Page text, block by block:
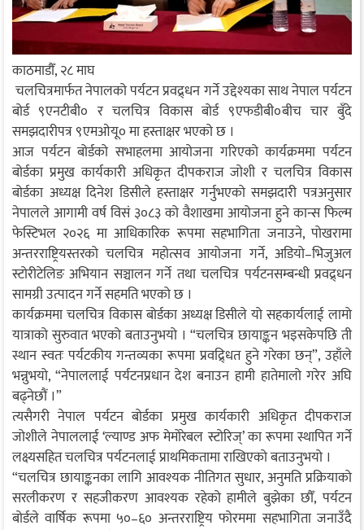
काठमाडौँ, २८ माघ
चलचित्रमार्फत नेपालको पर्यटन प्रवद्र्धन गर्ने उद्देश्यका साथ नेपाल पर्यटन
बोर्ड ९एनटीबी० र चलचित्र विकास बोर्ड ९एफडीबी०बीच चार बुँदे
समझदारीपत्र ९एमओयू० मा हस्ताक्षर भएको छ ।
आज पर्यटन बोर्डको सभाहलमा आयोजना गरिएको कार्यक्रममा पर्यटन
बोर्डका प्रमुख कार्यकारी अधिकृत दीपकराज जोशी र चलचित्र विकास
बोर्डका अध्यक्ष दिनेश डिसीले हस्ताक्षर गर्नुभएको समझदारी पत्रअनुसार
नेपालले आगामी वर्ष विसं ३०८३ को वैशाखमा आयोजना हुने कान्स फिल्म
फेस्टिभल २०२६ मा आधिकारिक रूपमा सहभागिता जनाउने, पोखरामा
अन्तरराष्ट्रियस्तरको चलचित्र महोत्सव आयोजना गर्ने, अडियो–भिजुअल
स्टोरीटेलिङ अभियान सञ्चालन गर्ने तथा चलचित्र पर्यटनसम्बन्धी प्रवद्र्धन
सामग्री उत्पादन गर्ने सहमति भएको छ ।
कार्यक्रममा चलचित्र विकास बोर्डका अध्यक्ष डिसीले यो सहकार्यलाई लामो
यात्राको सुरुवात भएको बताउनुभयो । “चलचित्र छायाङ्कन भइसकेपछि ती
स्थान स्वतः पर्यटकीय गन्तव्यका रूपमा प्रवद्र्धित हुने गरेका छन्”, उहाँले
भन्नुभयो, “नेपाललाई पर्यटनप्रधान देश बनाउन हामी हातेमालो गरेर अघि
बढ्नेछौं ।”
त्यसैगरी नेपाल पर्यटन बोर्डका प्रमुख कार्यकारी अधिकृत दीपकराज
जोशीले नेपाललाई ‘ल्याण्ड अफ मेमोरेबल स्टोरिज्’ का रूपमा स्थापित गर्ने
लक्ष्यसहित चलचित्र पर्यटनलाई प्राथमिकतामा राखिएको बताउनुभयो ।
“चलचित्र छायाङ्कनका लागि आवश्यक नीतिगत सुधार, अनुमति प्रक्रियाको
सरलीकरण र सहजीकरण आवश्यक रहेको हामीले बुझेका छौँ, पर्यटन
बोर्डले वार्षिक रूपमा ५०–६० अन्तरराष्ट्रिय फोरममा सहभागिता जनाउँदै